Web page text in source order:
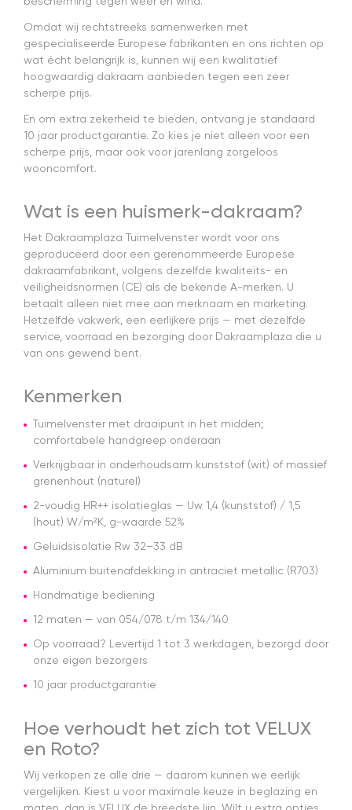
Omdat wij rechtstreeks samenwerken met
gespecialiseerde Europese fabrikanten en ons richten op
wat écht belangrijk is, kunnen wij een kwalitatief
hoogwaardig dakraam aanbieden tegen een zeer
scherpe prijs.
En om extra zekerheid te bieden, ontvang je standaard
10 jaar productgarantie. Zo kies je niet alleen voor een
scherpe prijs, maar ook voor jarenlang zorgeloos
wooncomfort.
Wat is een huismerk-dakraam?
Het Dakraamplaza Tuimelvenster wordt voor ons
geproduceerd door een gerenommeerde Europese
dakraamfabrikant, volgens dezelfde kwaliteits- en
veiligheidsnormen (CE) als de bekende A-merken. U
betaalt alleen niet mee aan merknaam en marketing.
Hetzelfde vakwerk, een eerlijkere prijs — met dezelfde
service, voorraad en bezorging door Dakraamplaza die u
van ons gewend bent.
Kenmerken
Tuimelvenster met draaipunt in het midden;
comfortabele handgreep onderaan
Verkrijgbaar in onderhoudsarm kunststof (wit) of massief
grenenhout (naturel)
2-voudig HR++ isolatieglas — Uw 1,4 (kunststof) / 1,5
(hout) W/m²K, g-waarde 52%
Geluidsisolatie Rw 32–33 dB
Aluminium buitenafdekking in antraciet metallic (R703)
Handmatige bediening
12 maten — van 054/078 t/m 134/140
Op voorraad? Levertijd 1 tot 3 werkdagen, bezorgd door
onze eigen bezorgers
10 jaar productgarantie
Hoe verhoudt het zich tot VELUX
en Roto?
Wij verkopen ze alle drie — daarom kunnen we eerlijk
vergelijken. Kiest u voor maximale keuze in beglazing en